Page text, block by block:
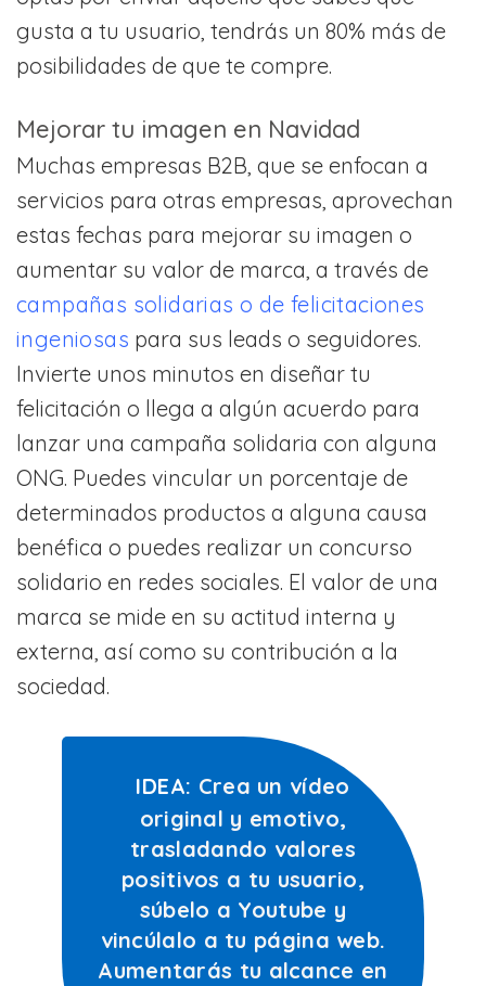
gusta a tu usuario, tendrás un 80% más de
posibilidades de que te compre.
Mejorar tu imagen en Navidad
Muchas empresas B2B, que se enfocan a
servicios para otras empresas, aprovechan
estas fechas para mejorar su imagen o
aumentar su valor de marca, a través de
campañas solidarias o de felicitaciones
ingeniosas para sus leads o seguidores.
Invierte unos minutos en diseñar tu
felicitación o llega a algún acuerdo para
lanzar una campaña solidaria con alguna
ONG. Puedes vincular un porcentaje de
determinados productos a alguna causa
benéfica o puedes realizar un concurso
solidario en redes sociales. El valor de una
marca se mide en su actitud interna y
externa, así como su contribución a la
sociedad.
IDEA: Crea un vídeo
original y emotivo,
trasladando valores
positivos a tu usuario,
súbelo a Youtube y
vincúlalo a tu página web.
Aumentarás tu alcance en